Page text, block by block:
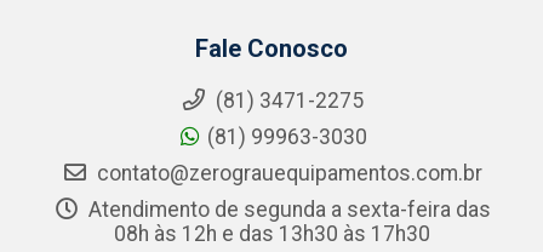
Fale Conosco
(81) 3471-2275
(81) 99963-3030
contato@zerograuequipamentos.com.br
Atendimento de segunda a sexta-feira das
08h às 12h e das 13h30 às 17h30